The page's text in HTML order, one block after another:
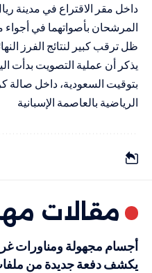
داخل مقر الاقتراع في مدينة
المرشحان بأصواتهما في أجواء
ظل ترقب كبير لنتائج الفرز
يذكر أن عملية التصويت بدأت
بتوقيت السعودية، داخل صالة
الرياضية بالعاصمة الإسبانية
مقالات
أجسام مجهولة ومناورات
يكشف دفعة جديدة من